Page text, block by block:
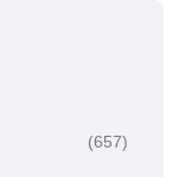
(657)